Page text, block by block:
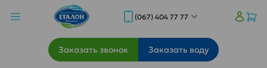
(067) 404 77 77
Заказать звонок Заказать воду